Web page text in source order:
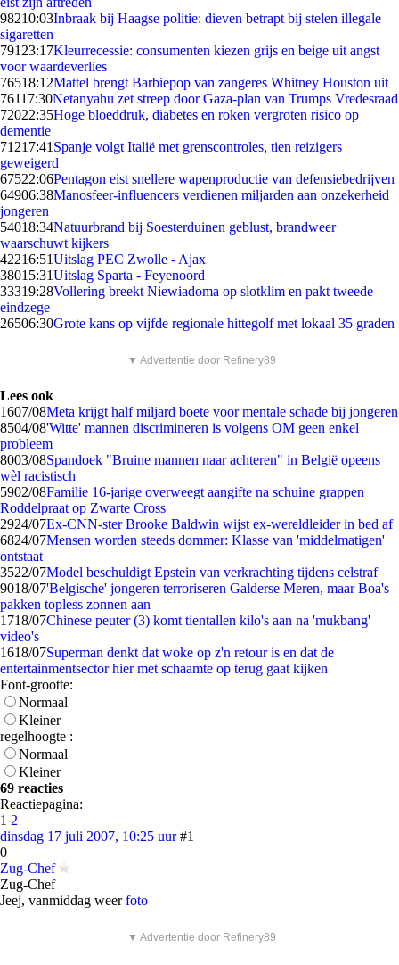
98210:03Inbraak bij Haagse politie: dieven betrapt bij stelen illegale
sigaretten
791 23:17Kleurrecessie: consumenten kiezen grijs en beige uit angst
voor waardeverlies
76518:12Mattel brengt Barbiepop van zangeres Whitney Houston uit
76117:30Netanyahu zet streep door Gaza-plan van Trumps Vredesraad
72022:35Hoge bloeddruk, diabetes en roken vergroten risico op
dementie
71217:41 Spanje volgt Italië met grenscontroles, tien reizigers
geweigerd
67522:06Pentagon eist snellere wapenproductie van defensiebedrijven
64906:38Manosfeer-influencers verdienen miljarden aan onzekerheid
jongeren
54018:34Natuurbrand bij Soesterduinen geblust, brandweer
waarschuwt kijkers
42216:51Uitslag PEC Zwolle - Ajax
38015:31Uitslag Sparta - Feyenoord
33319:28Vollering breekt Niewiadoma op slotklim en pakt tweede
eindzege
26506:30Grote kans op vijfde regionale hittegolf met lokaal 35 graden
▼ Advertentie door Refinery89
Lees ook
1607/08Meta krijgt half miljard boete voor mentale schade bij jongeren
8504/08'Witte' mannen discrimineren is volgens OM geen enkel
probleem
8003/08Spandoek "Bruine mannen naar achteren" in België opeens
wèl racistisch
5902/08Familie 16-jarige overweegt aangifte na schuine grappen
Roddelpraat op Zwarte Cross
2924/07Ex-CNN-ster Brooke Baldwin wijst ex-wereldleider in bed af
6824/07Mensen worden steeds dommer: Klasse van 'middelmatigen'
ontstaat
3522/07Model beschuldigt Epstein van verkrachting tijdens celstraf
9018/07'Belgische' jongeren terroriseren Galderse Meren, maar Boa's
pakken topless zonnen aan
1718/07Chinese peuter (3) komt tientallen kilo's aan na 'mukbang'
video's
1618/07Superman denkt dat woke op z'n retour is en dat de
entertainmentsector hier met schaamte op terug gaat kijken
Font-grootte:
Normaal
Kleiner
regelhoogte :
Normaal
Kleiner
69 reacties
Reactiepagina:
1 2
dinsdag 17 juli 2007, 10:25 uur #1
0
Zug-Chef
Zug-Chef
Jeej, vanmiddag weerfoto
▼ Advertentie door Refinery89